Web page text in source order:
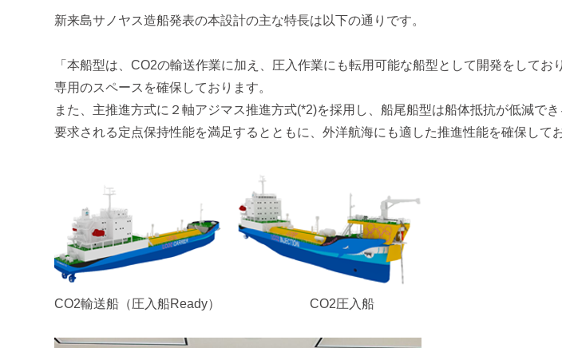
新来島サノヤス造船発表の本設計の主な特長は以下の通りです。
「本船型は、CO2の輸送作業に加え、圧入作業にも転用可能な船型として開発をして
専用のスペースを確保しております。
また、主推進方式に２軸アジマス推進方式(*2)を採用し、船尾船型は船体抵抗が低減で
要求される定点保持性能を満足するとともに、外洋航海にも適した推進性能を確保して
CO2輸送船（圧入船Ready） CO2圧入船